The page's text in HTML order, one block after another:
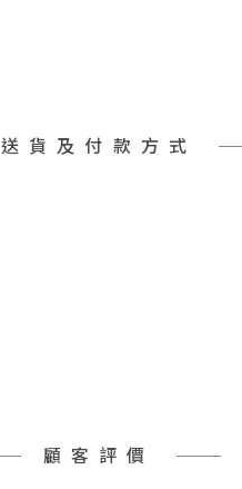
送貨及付款方式
顧客評價